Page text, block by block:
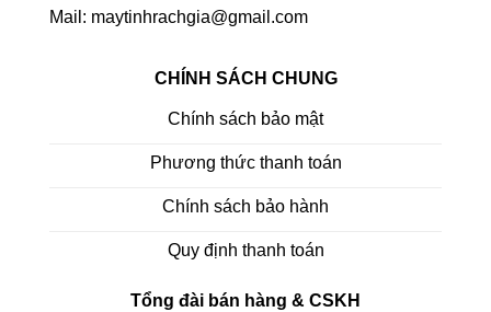
Mail: maytinhrachgia@gmail.com
CHÍNH SÁCH CHUNG
Chính sách bảo mật
Phương thức thanh toán
Chính sách bảo hành
Quy định thanh toán
Tổng đài bán hàng & CSKH